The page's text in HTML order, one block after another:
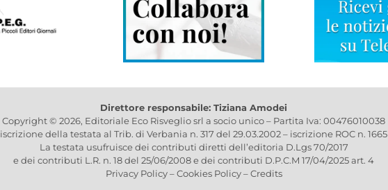
Direttore responsabile: Tiziana Amodei
Copyright © 2026, Editoriale Eco Risveglio srl a socio unico – Partita Iva: 00476010038
iscrizione della testata al Trib. di Verbania n. 317 del 29.03.2002 – iscrizione ROC n. 1665
La testata usufruisce dei contributi diretti dell’editoria D.Lgs 70/2017
e dei contributi L.R. n. 18 del 25/06/2008 e dei contributi D.P.C.M 17/04/2025 art. 4
Privacy Policy–Cookies Policy–Credits